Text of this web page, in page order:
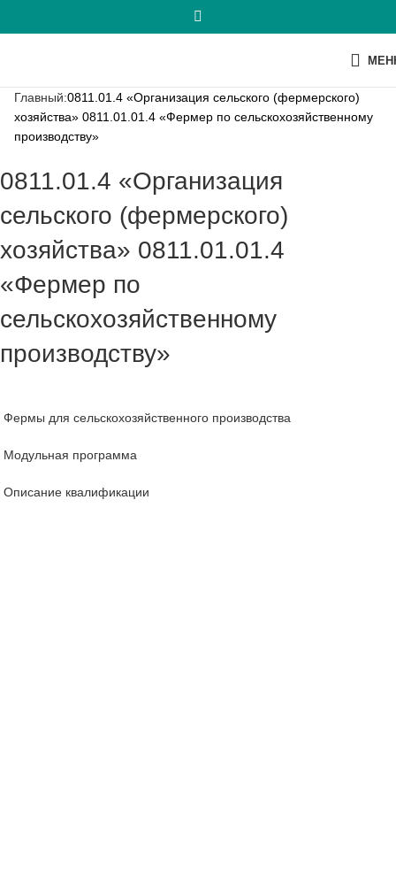
Главный:0811.01.4 «Организация сельского (фермерского)
хозяйства» 0811.01.01.4 «Фермер по сельскохозяйственному
производству»
0811.01.4 «Организация
сельского (фермерского)
хозяйства» 0811.01.01.4
«Фермер по
сельскохозяйственному
производству»
Фермы для сельскохозяйственного производства
Модульная программа
Описание квалификации